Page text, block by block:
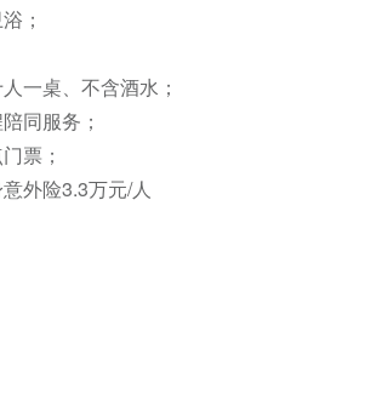
；
一桌、不含酒水；
同服务；
票；
外险3.3万元/人